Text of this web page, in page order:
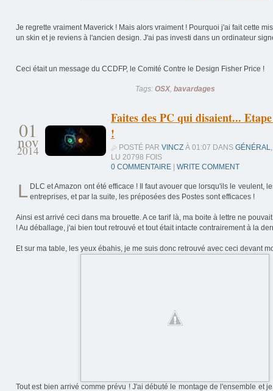
Je regrette vraiment Maverick ! Mais alors vraiment ! Pourquoi j'ai fait cette
un skin et je reviens à l'ancien design. J'ai pas investi dans un ordinateur
Ceci était un message du CCDFP, le Comité Contre le Design Fisher Price !
Tags: OSX, bavardages
01
nov
2014
Faites des PC qui disaient...
!
POSTÉ PAR VINCZ À 01:07 DANS GÉNÉRAL,
LU 20798 FOIS
0 COMMENTAIRE
WRITE COMMENT
L DLC et Amazon ont été efficace ! Il faut avouer que lorsqu'ils le veulent,
entreprises, et par la suite, les préposées des Postes sont efficaces !
Ainsi est arrivé ceci dans ma brouette. A ce tarif là, ma boite à lettre ne
! Au déballage, j'ai bien tout retrouvé et tout était intacte contrairement à la
Et sur ma table, les yeux ébahis, je me suis donc retrouvé avec ceci devant
Tout est bien arrivé comme prévu ! J'ai débuté le montage de l'ensemble et